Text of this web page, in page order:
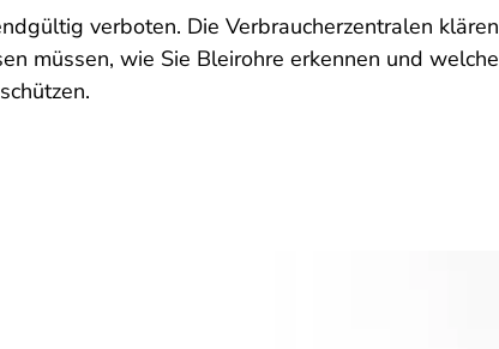
verboten. Die Verbraucherzentralen klären
müssen, wie Sie Bleirohre erkennen und welche